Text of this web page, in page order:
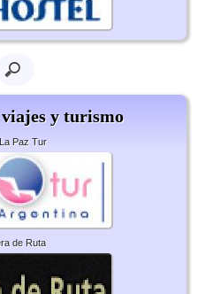
viajes y turismo
Paz Tur
de Ruta